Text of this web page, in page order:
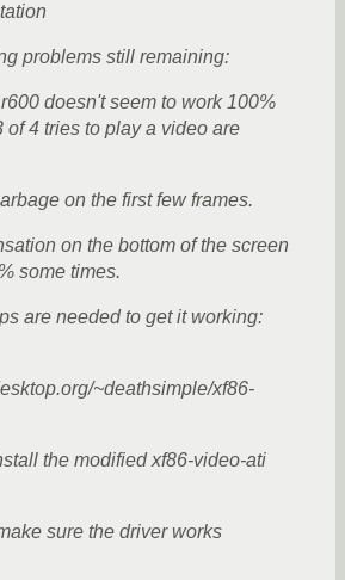
problems still remaining:
doesn't seem to work 100%
of 4 tries to play a video are
on the first few frames.
on the bottom of the screen
some times.
are needed to get it working:
~deathsimple/xf86-
the modified xf86-video-ati
sure the driver works